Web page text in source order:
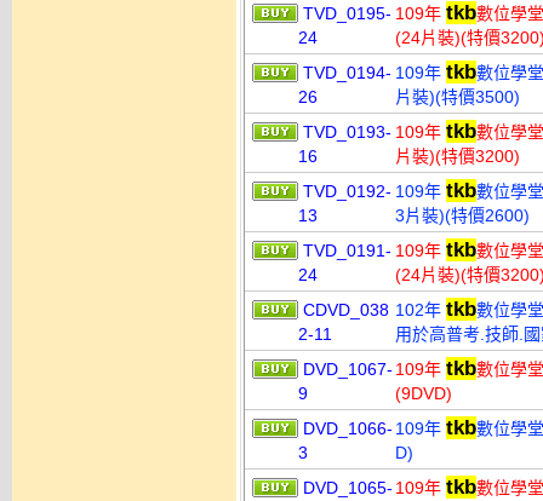
TVD_0195-
24
109年 tkb數位學
(24片裝)(特價
TVD_0194-
26
109年 tkb數位學
片裝)(特價3500)
TVD_0193-
16
109年 tkb數位學
片裝)(特價3200)
TVD_0192-
13
109年 tkb數位學
3片裝)(特價2600)
TVD_0191-
24
109年 tkb數位學
(24片裝)(特價
CDVD_038
2-11
102年 tkb數位學
用於高普考.技師.
DVD_1067-
9
109年 tkb數位學
(9DVD)
DVD_1066-
3
109年 tkb數位學
D)
DVD_1065- 109年 tkb數位學